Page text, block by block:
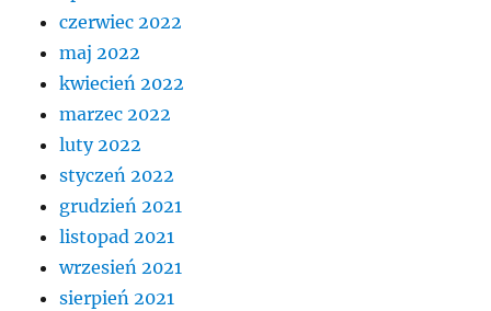
czerwiec 2022
maj 2022
kwiecień 2022
marzec 2022
luty 2022
styczeń 2022
grudzień 2021
listopad 2021
wrzesień 2021
sierpień 2021